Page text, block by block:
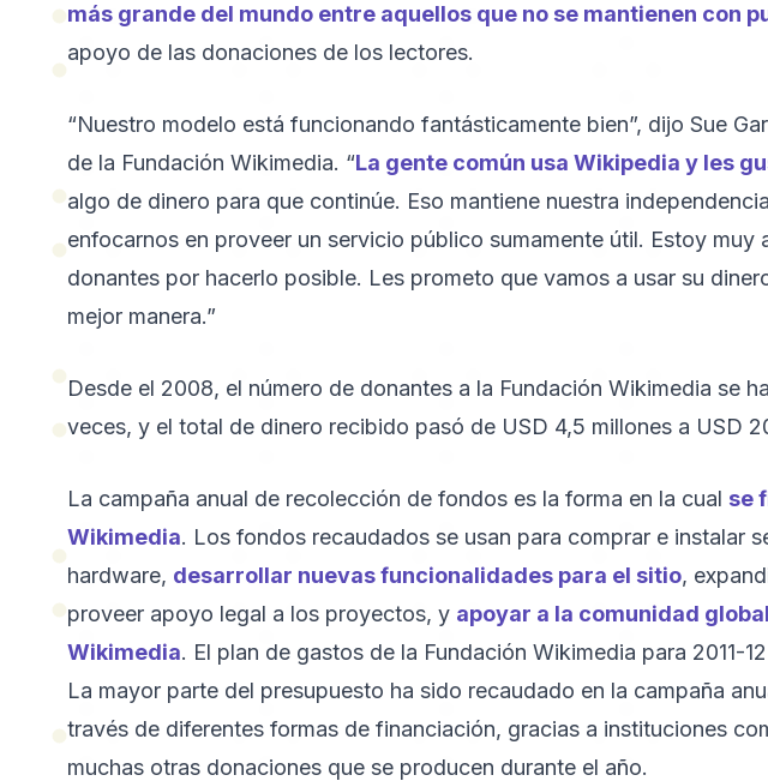
más grande del mundo entre aquellos que no se mantienen con
apoyo de las donaciones de los lectores.
“Nuestro modelo está funcionando fantásticamente bien”, dijo Sue
de la Fundación Wikimedia. “La gente común usa Wikipedia y les
algo de dinero para que continúe. Eso mantiene nuestra
enfocarnos en proveer un servicio público sumamente útil. Estoy muy
donantes por hacerlo posible. Les prometo que vamos a usar su
mejor manera.”
Desde el 2008, el número de donantes a la Fundación Wikimedia se
veces, y el total de dinero recibido pasó de USD 4,5 millones a USD
La campaña anual de recolección de fondos es la forma en la cual se
Wikimedia. Los fondos recaudados se usan para comprar e instalar
hardware, desarrollar nuevas funcionalidades para el sitio,
proveer apoyo legal a los proyectos, y apoyar a la comunidad
Wikimedia. El plan de gastos de la Fundación Wikimedia para 2011-
La mayor parte del presupuesto ha sido recaudado en la campaña
través de diferentes formas de financiación, gracias a instituciones
muchas otras donaciones que se producen durante el año.